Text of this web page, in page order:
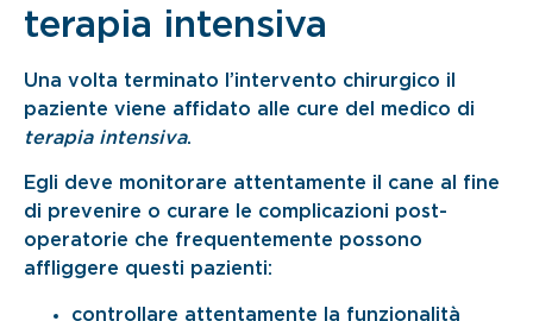
terapia intensiva
Una volta terminato l’intervento chirurgico il
paziente viene affidato alle cure del medico di
terapia intensiva.
Egli deve monitorare attentamente il cane al fine
di prevenire o curare le complicazioni post-
operatorie che frequentemente possono
affliggere questi pazienti:
controllare attentamente la funzionalità